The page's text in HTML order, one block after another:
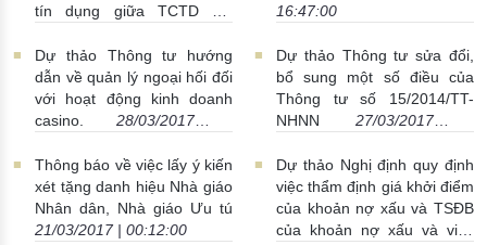
tín dụng giữa TCTD với
22:44:00
16:47:00
Dự thảo Thông tư hướng
dẫn về quản lý ngoại hối đối
với hoạt động kinh doanh
casino.
28/03/2017 |
Dự thảo Thông tư sửa đổi,
bổ sung một số điều của
Thông tư số 15/2014/TT-
NHNN
27/03/2017 |
Thông báo về việc lấy ý kiến
xét tặng danh hiệu Nhà giáo
Nhân dân, Nhà giáo Ưu tú
21/03/2017 | 00:12:00
Dự thảo Nghị định quy định
việc thẩm định giá khởi điểm
của khoản nợ xấu và TSĐB
của khoản nợ xấu và việc